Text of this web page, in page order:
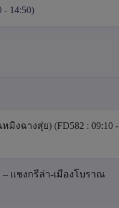
14:50)
งฉางสุ่ย) (FD582 : 09:10 -
แชงกรีล่า-เมืองโบราณ